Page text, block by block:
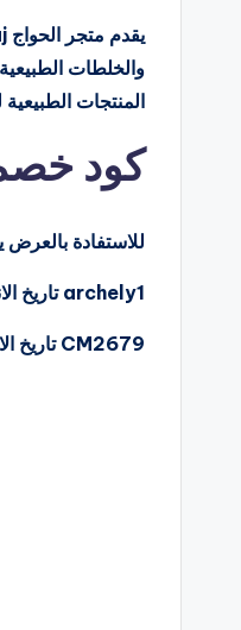
والخلطات
المنتجات
كود
للاستفادة بالعرض
archely1 تاريخ
CM2679 تاريخ